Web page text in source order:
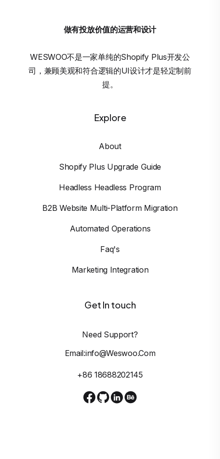
做有投放价值的运营和设计
WESWOO不是一家单纯的Shopify Plus开发公
司，兼顾美观和符合逻辑的UI设计才是轻定制前
提。
Explore
About
Shopify Plus Upgrade Guide
Headless Headless Program
B2B Website Multi-Platform Migration
Automated Operations
Faq's
Marketing Integration
Get In touch
Need Support?
Email:info@weswoo.com
+86 18688202145